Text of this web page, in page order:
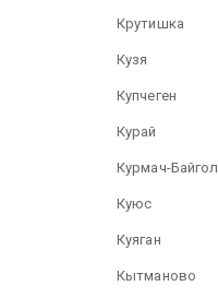
Крутишка
Кузя
Купчеген
Курай
Курмач-Байгол
Куюс
Куяган
Кытманово